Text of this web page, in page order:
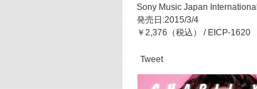
Sony Music Japan International
発売日:2015/3/4
￥2,376（税込） / EICP-1620
Tweet